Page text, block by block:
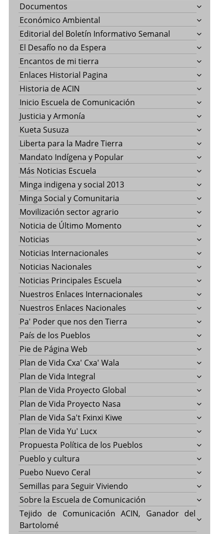
Documentos
Económico Ambiental
Editorial del Boletín Informativo Semanal
El Desafío no da Espera
Encantos de mi tierra
Enlaces Historial Pagina
Historia de ACIN
Inicio Escuela de Comunicación
Justicia y Armonía
Kueta Susuza
Liberta para la Madre Tierra
Mandato Indígena y Popular
Más Noticias Escuela
Minga indigena y social 2013
Minga Social y Comunitaria
Movilización sector agrario
Noticia de Último Momento
Noticias
Noticias Internacionales
Noticias Nacionales
Noticias Principales Escuela
Nuestros Enlaces Internacionales
Nuestros Enlaces Nacionales
Pa' Poder que nos den Tierra
País de los Pueblos
Pie de Página Web
Plan de Vida Cxa' Cxa' Wala
Plan de Vida Integral
Plan de Vida Proyecto Global
Plan de Vida Proyecto Nasa
Plan de Vida Sa't Fxinxi Kiwe
Plan de Vida Yu' Lucx
Propuesta Política de los Pueblos
Pueblo y cultura
Puebo Nuevo Ceral
Semillas para Seguir Viviendo
Sobre la Escuela de Comunicación
Tejido de Comunicación ACIN, Ganador del
Bartolomé